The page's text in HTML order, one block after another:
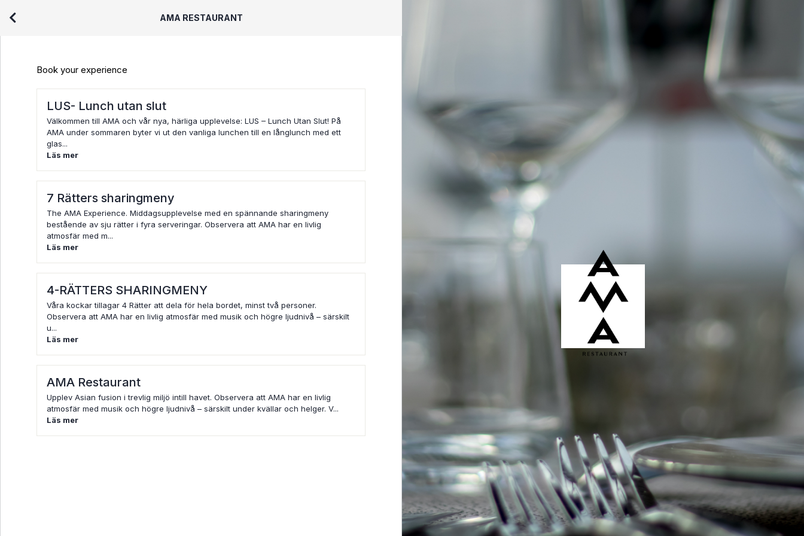
AMA RESTAURANT
Book your experience
LUS- Lunch utan slut
Välkommen till AMA och vår nya, härliga upplevelse: LUS – Lunch Utan Slut! På
AMA under sommaren byter vi ut den vanliga lunchen till en långlunch med ett
glas...
Läs mer
7 Rätters sharingmeny
The AMA Experience. Middagsupplevelse med en spännande sharingmeny
bestående av sju rätter i fyra serveringar. Observera att AMA har en livlig
atmosfär med m...
Läs mer
4-RÄTTERS SHARINGMENY
Våra kockar tillagar 4 Rätter att dela för hela bordet, minst två personer.
Observera att AMA har en livlig atmosfär med musik och högre ljudnivå – särskilt
u...
Läs mer
AMA Restaurant
Upplev Asian fusion i trevlig miljö intill havet. Observera att AMA har en livlig
atmosfär med musik och högre ljudnivå – särskilt under kvällar och helger. V...
Läs mer